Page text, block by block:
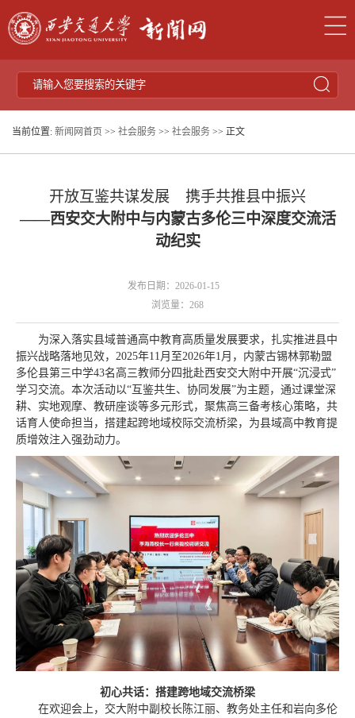
当前位置: 新闻网首页 >> 社会服务 >> 社会服务 >> 正文
开放互鉴共谋发展 携手共推县中振兴
——西安交大附中与内蒙古多伦三中深度交流活
动纪实
发布日期：2026-01-15
浏览量： 268
为深入落实县域普通高中教育高质量发展要求，扎实推进县中
振兴战略落地见效，2025年11月至2026年1月，内蒙古锡林郭勒盟
多伦县第三中学43名高三教师分四批赴西安交大附中开展“沉浸式”
学习交流。本次活动以“互鉴共生、协同发展”为主题，通过课堂深
耕、实地观摩、教研座谈等多元形式，聚焦高三备考核心策略，共
话育人使命担当，搭建起跨地域校际交流桥梁，为县域高中教育提
质增效注入强劲动力。
初心共话：搭建跨地域交流桥梁
在欢迎会上，交大附中副校长陈江丽、教务处主任和岩向多伦